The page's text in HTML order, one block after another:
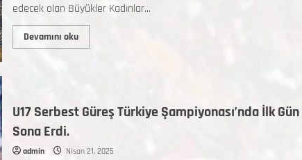
edecek olan Büyükler Kadınlar...
Devamını oku
U17 Serbest Güreş Türkiye Şampiyonası’nda İlk Gün
Sona Erdi.
admin Nisan 21, 2025